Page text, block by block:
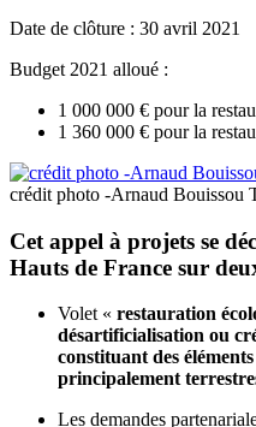
Date de clôture : 30 avril 2021
Budget 2021 alloué :
1 000 000 € pour la
1 360 000 € pour la
crédit photo -Arnaud Bouissou
Cet appel à projets se
Hauts de France sur
Volet « restauration
désartificialisation ou
constituant des
principalement
Les demandes